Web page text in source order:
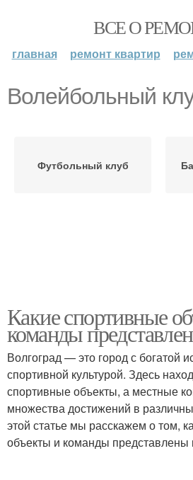
ВСЕ О
главная ремонт квартир
Волейбольный
Футбольный клуб
Какие спортивные
команды
Волгоград — это город с богатой
спортивной культурой. Здесь
спортивные объекты, а местные
множества достижений в
этой статье мы расскажем о том,
объекты и команды представлены